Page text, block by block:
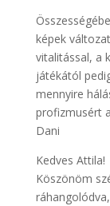
képek
vitalitással, a
játékától
mennyire
profizmusért
Dani
Kedves Attila!
Köszönöm